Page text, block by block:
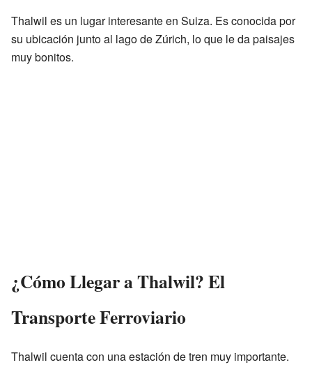
Thalwil es un lugar interesante en Suiza. Es conocida por
su ubicación junto al lago de Zúrich, lo que le da paisajes
muy bonitos.
¿Cómo Llegar a Thalwil? El
Transporte Ferroviario
Thalwil cuenta con una estación de tren muy importante.